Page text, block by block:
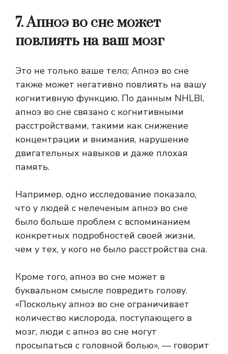
7. Апноэ во сне может
повлиять на ваш мозг
Это не только ваше тело; Апноэ во сне
также может негативно повлиять на вашу
когнитивную функцию. По данным NHLBI,
апноэ во сне связано с когнитивными
расстройствами, такими как снижение
концентрации и внимания, нарушение
двигательных навыков и даже плохая
память.
Например, одно исследование показало,
что у людей с нелеченым апноэ во сне
было больше проблем с вспоминанием
конкретных подробностей своей жизни,
чем у тех, у кого не было расстройства сна.
Кроме того, апноэ во сне может в
буквальном смысле повредить голову.
«Поскольку апноэ во сне ограничивает
количество кислорода, поступающего в
мозг, люди с апноэ во сне могут
просыпаться с головной болью», — говорит